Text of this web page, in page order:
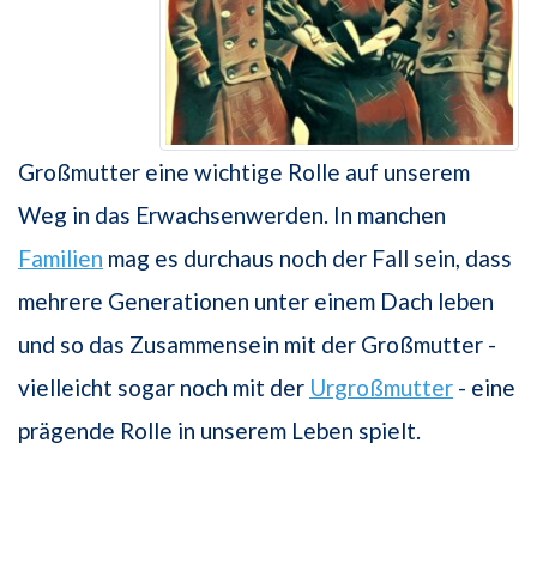
Großmutter eine wichtige Rolle auf unserem
Weg in das Erwachsenwerden. In manchen
Familien mag es durchaus noch der Fall sein, dass
mehrere Generationen unter einem Dach leben
und so das Zusammensein mit der Großmutter -
vielleicht sogar noch mit der Urgroßmutter - eine
prägende Rolle in unserem Leben spielt.